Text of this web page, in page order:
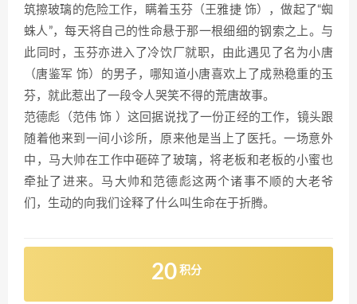
筑擦玻璃的危险工作，瞒着玉芬（王雅捷 饰），做起了“蜘
蛛人”，每天将自己的性命悬于那一根细细的钢索之上。与
此同时，玉芬亦进入了冷饮厂就职，由此遇见了名为小唐
（唐鉴军 饰）的男子，哪知道小唐喜欢上了成熟稳重的玉
芬，就此惹出了一段令人哭笑不得的荒唐故事。
范德彪（范伟 饰 ）这回据说找了一份正经的工作，镜头跟
随着他来到一间小诊所，原来他是当上了医托。一场意外
中，马大帅在工作中砸碎了玻璃，将老板和老板的小蜜也
牵扯了进来。马大帅和范德彪这两个诸事不顺的大老爷
们，生动的向我们诠释了什么叫生命在于折腾。
20 积分